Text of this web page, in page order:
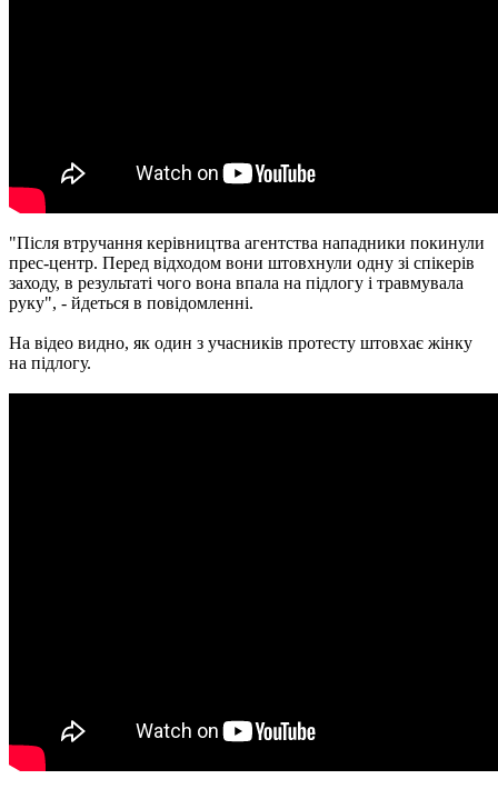
"Після втручання керівництва агентства нападники покинули
прес-центр. Перед відходом вони штовхнули одну зі спікерів
заходу, в результаті чого вона впала на підлогу і травмувала
руку", - йдеться в повідомленні.
На відео видно, як один з учасників протесту штовхає жінку
на підлогу.